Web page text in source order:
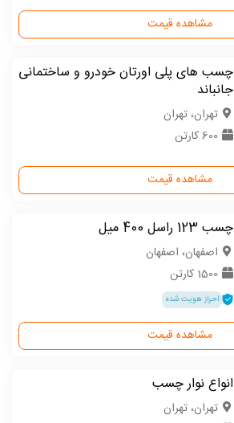
مشاهده قیمت
چسب های پلی اورتان خودرو و ساختمانی
جانباند
تهران، تهران
600 کارتن
مشاهده قیمت
چسب 123 راسل 400 میل
اصفهان، اصفهان
1500 کارتن
احراز هویت شده
مشاهده قیمت
انواع نوار چسب
تهران، تهران